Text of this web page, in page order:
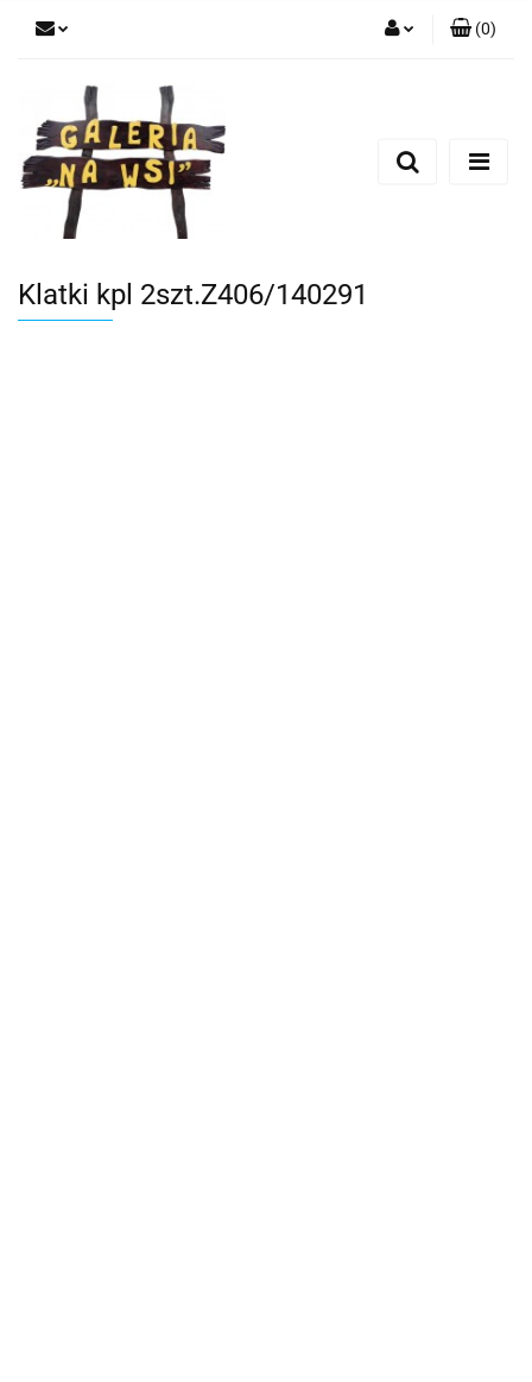
Dodaj zgłoszenie
(0)
Klatki kpl 2szt.Z406/140291